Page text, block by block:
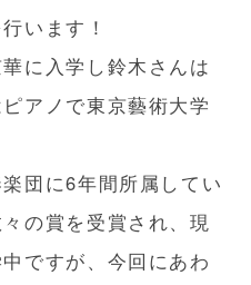
います！
に入学し鈴木さんは
アノで東京藝術大学
団に6年間所属してい
の賞を受賞され、現
ですが、今回にあわ